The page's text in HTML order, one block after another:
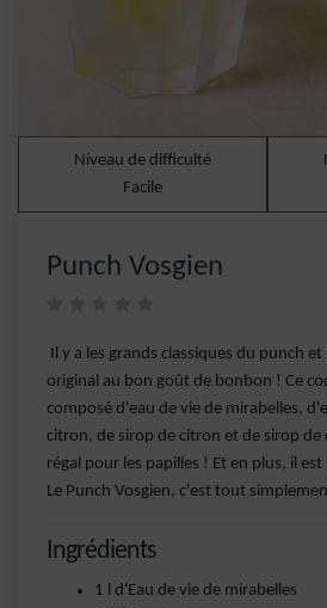
Niveau de difficulté
Facile
Punch Vosgien
Il y a les grands classiques du punch
original au bon goût de bonbon ! Ce
composé d'eau de vie de mirabelles,
citron, de sirop de citron et de sirop de
régal pour les papilles ! Et en plus, il
Le Punch Vosgien, c'est tout
Ingrédients
1 l d'Eau de vie de mirabelles